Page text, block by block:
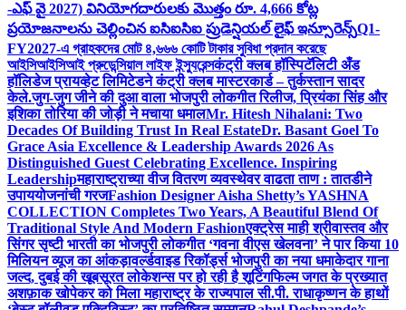
-ఎఫ్ వై 2027) వినియోగదారులకు మొత్తం రూ. 4,666 కోట్ల
ప్రయోజనాలను చెల్లించిన ఐసిఐసిఐ ప్రుడెన్షియల్ లైఫ్ ఇన్సూరెన్స్Q1-
FY2027-এ গ্রাহকদের মোট ৪,৬৬৬ কোটি টাকার সুবিধা প্রদান করেছে
আইসিআইসিআই প্রুডেন্সিয়াল লাইফ ইন্স্যুরেন্সकंट्री क्लब हॉस्पिटॅलिटी अँड
हॉलिडेज प्रायव्हेट लिमिटेडने कंट्री क्लब मास्टरकार्ड – तुर्कस्तान सादर
केले.जुग-जुग जीने की दुआ वाला भोजपुरी लोकगीत रिलीज, प्रियंका सिंह और
इशिका तोरिया की जोड़ी ने मचाया धमालMr. Hitesh Nihalani: Two
Decades Of Building Trust In Real EstateDr. Basant Goel To
Grace Asia Excellence & Leadership Awards 2026 As
Distinguished Guest Celebrating Excellence. Inspiring
Leadershipमहाराष्ट्राच्या वीज वितरण व्यवस्थेवर वाढता ताण : तातडीने
उपाययोजनांची गरजFashion Designer Aisha Shetty’s YASHNA
COLLECTION Completes Two Years, A Beautiful Blend Of
Traditional Style And Modern Fashionएक्ट्रेस माही श्रीवास्तव और
सिंगर सृष्टी भारती का भोजपुरी लोकगीत ‘गवना वीएस खेलवना’ ने पार किया 10
मिलियन व्यूज का आंकड़ावर्ल्डवाइड रिकॉर्ड्स भोजपुरी का नया धमाकेदार गाना
जल्द, दुबई की खूबसूरत लोकेशन्स पर हो रही है शूटिंगफिल्म जगत के प्रख्यात
अशफ़ाक खोपेकर को मिला महाराष्ट्र के राज्यपाल सी.पी. राधाकृष्णन के हाथों